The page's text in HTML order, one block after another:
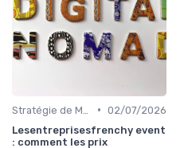
• 02/07/2026
Lesentreprisesfrenchy event
: comment les prix